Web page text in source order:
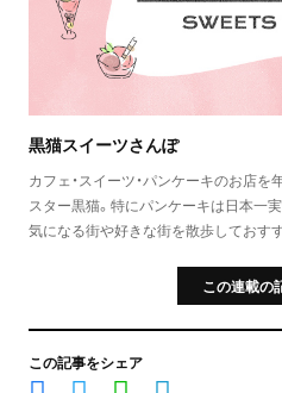
黒猫スイーツさんぽ
カフェ・スイーツ・パンケーキのお店
スター黒猫。特にパンケーキは日本一
気になる街や好きな街を散歩しておす
この連載の
この記事をシェア